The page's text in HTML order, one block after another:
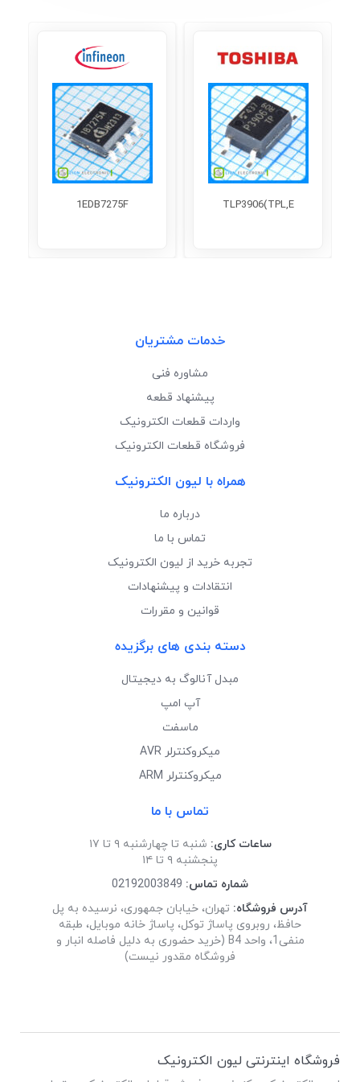
TLP3906(TPL,E
1EDB7275F
خدمات مشتریان
مشاوره فنی
پیشنهاد قطعه
واردات قطعات الکترونیک
فروشگاه قطعات الکترونیک
همراه با لیون الکترونیک
درباره ما
تماس با ما
تجربه خرید از لیون الکترونیک
انتقادات و پیشنهادات
قوانین و مقررات
دسته بندی های برگزیده
مبدل آنالوگ به دیجیتال
آپ امپ
ماسفت
میکروکنترلر AVR
میکروکنترلر ARM
تماس با ما
ساعات کاری: شنبه تا چهارشنبه ۹ تا ۱۷
پنجشنبه ۹ تا ۱۴
شماره تماس: 02192003849
آدرس فروشگاه: تهران، خیابان جمهوری، نرسیده به پل
حافظ، روبروی پاساژ توکل، پاساژ خانه موبایل، طبقه
منفی1، واحد B4 (خرید حضوری به دلیل فاصله انبار و
فروشگاه مقدور نیست)
فروشگاه اینترنتی لیون الکترونیک